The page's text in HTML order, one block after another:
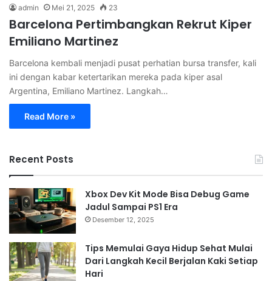
admin Mei 21, 2025 23
Barcelona Pertimbangkan Rekrut Kiper
Emiliano Martinez
Barcelona kembali menjadi pusat perhatian bursa transfer, kali
ini dengan kabar ketertarikan mereka pada kiper asal
Argentina, Emiliano Martinez. Langkah…
Read More »
Recent Posts
Xbox Dev Kit Mode Bisa Debug Game
Jadul Sampai PS1 Era
Desember 12, 2025
Tips Memulai Gaya Hidup Sehat Mulai
Dari Langkah Kecil Berjalan Kaki Setiap
Hari